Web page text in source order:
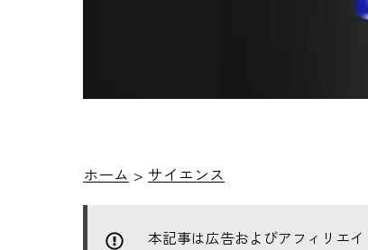
ホーム > サイエンス
本記事は広告およびアフィリエ